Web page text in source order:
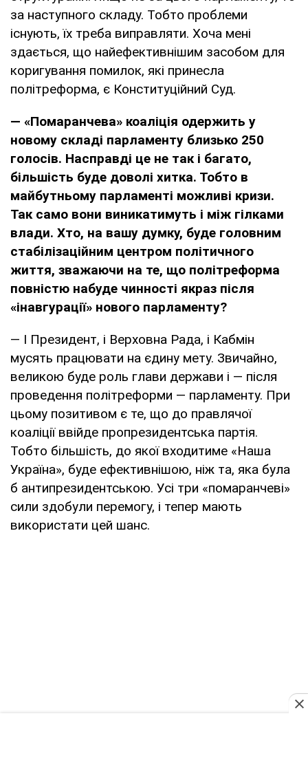
за наступного складу. Тобто проблеми
існують, їх треба виправляти. Хоча мені
здається, що найефективнішим засобом для
коригування помилок, які принесла
політреформа, є Конституційний Суд.
— «Помаранчева» коаліція одержить у
новому складі парламенту близько 250
голосів. Насправді це не так і багато,
більшість буде доволі хитка. Тобто в
майбутньому парламенті можливі кризи.
Так само вони виникатимуть і між гілками
влади. Хто, на вашу думку, буде головним
стабілізаційним центром політичного
життя, зважаючи на те, що політреформа
повністю набуде чинності якраз після
«інавгурації» нового парламенту?
— І Президент, і Верховна Рада, і Кабмін
мусять працювати на єдину мету. Звичайно,
великою буде роль глави держави і — після
проведення політреформи — парламенту. При
цьому позитивом є те, що до правлячої
коаліції ввійде пропрезидентська партія.
Тобто більшість, до якої входитиме «Наша
Україна», буде ефективнішою, ніж та, яка була
б антипрезидентською. Усі три «помаранчеві»
сили здобули перемогу, і тепер мають
використати цей шанс.